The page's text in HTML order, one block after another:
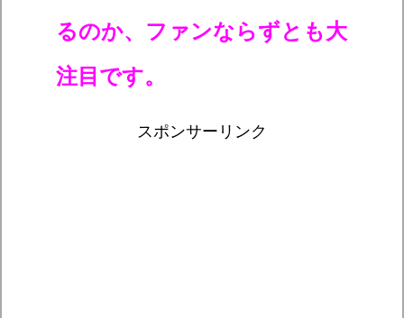
るのか、ファンならずとも大
注目です。
スポンサーリンク